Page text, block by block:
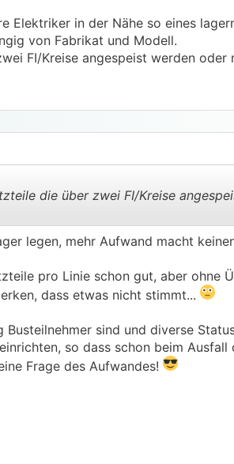
Elektriker in der Nähe so eines
von Fabrikat und Modell.
FI/Kreise angespeist werden oder
die über zwei FI/Kreise
legen, mehr Aufwand macht
pro Linie schon gut, aber ohne
dass etwas nicht stimmt...
sind und diverse
so dass schon beim Ausfall
Frage des Aufwandes!